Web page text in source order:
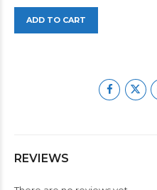
Adaugă
ADD TO CART
REVIEWS